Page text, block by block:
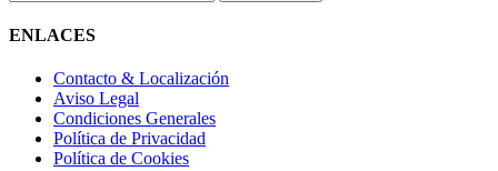
ENLACES
Contacto & Localización
Aviso Legal
Condiciones Generales
Política de Privacidad
Política de Cookies